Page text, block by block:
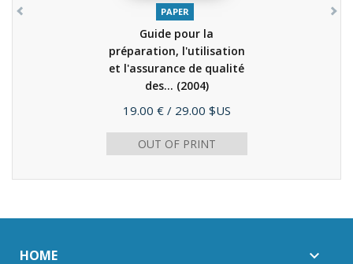
PAPER
Guide pour la
préparation, l'utilisation
et l'assurance de qualité
des... (2004)
Price
19.00 € / 29.00 $US
OUT OF PRINT
HOME 